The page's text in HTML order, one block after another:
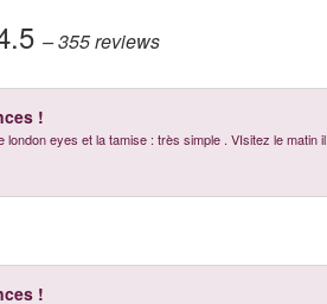
– 355reviews
!
london eyes et la tamise : très simple . VIsitez le
!